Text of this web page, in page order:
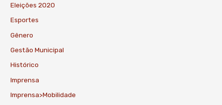
Eleições 2020
Esportes
Gênero
Gestão Municipal
Histórico
Imprensa
Imprensa>Mobilidade